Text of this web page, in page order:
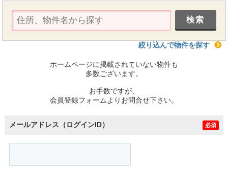
絞り込んで物件を探す
ホームページに掲載されていない物件も
多数ございます。
お手数ですが、
会員登録フォームよりお問合せ下さい。
メールアドレス（ログインID） 必須